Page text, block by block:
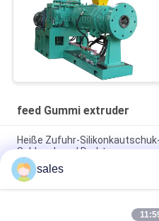
feed Gummi extruder
Heiße Zufuhr-
Schlauch und Draht
heißer Gummiextruder-
1500-2000kg/H
sales